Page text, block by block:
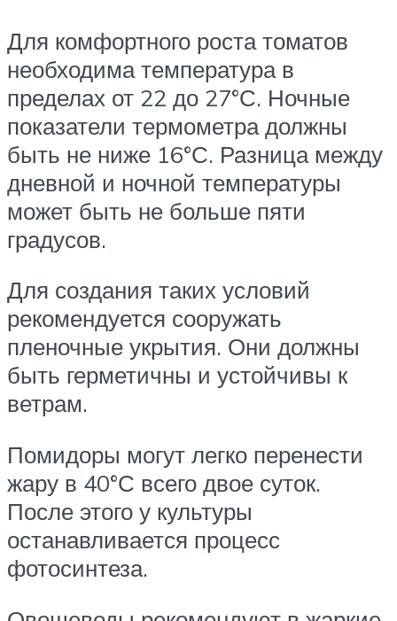
Для комфортного роста томатов
необходима температура в
пределах от 22 до 27°С. Ночные
показатели термометра должны
быть не ниже 16°С. Разница между
дневной и ночной температуры
может быть не больше пяти
градусов.
Для создания таких условий
рекомендуется сооружать
пленочные укрытия. Они должны
быть герметичны и устойчивы к
ветрам.
Помидоры могут легко перенести
жару в 40°С всего двое суток.
После этого у культуры
останавливается процесс
фотосинтеза.